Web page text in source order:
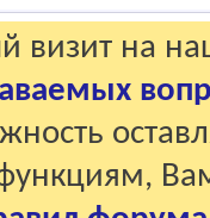
визит на
функциям,